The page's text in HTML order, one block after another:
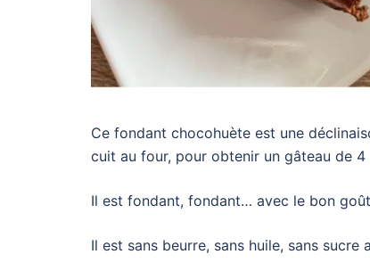
Ce fondant chocohuète est une
cuit au four, pour obtenir un gâteau de 4
Il est fondant, fondant… avec le bon
Il est sans beurre, sans huile, sans